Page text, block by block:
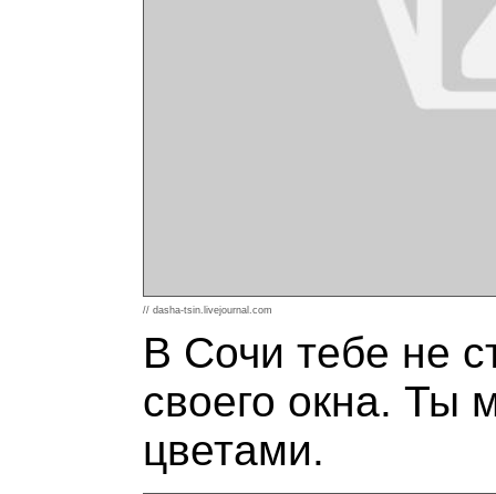
// dasha-tsin.livejournal.com
В Сочи тебе не
своего окна. Ты
цветами.